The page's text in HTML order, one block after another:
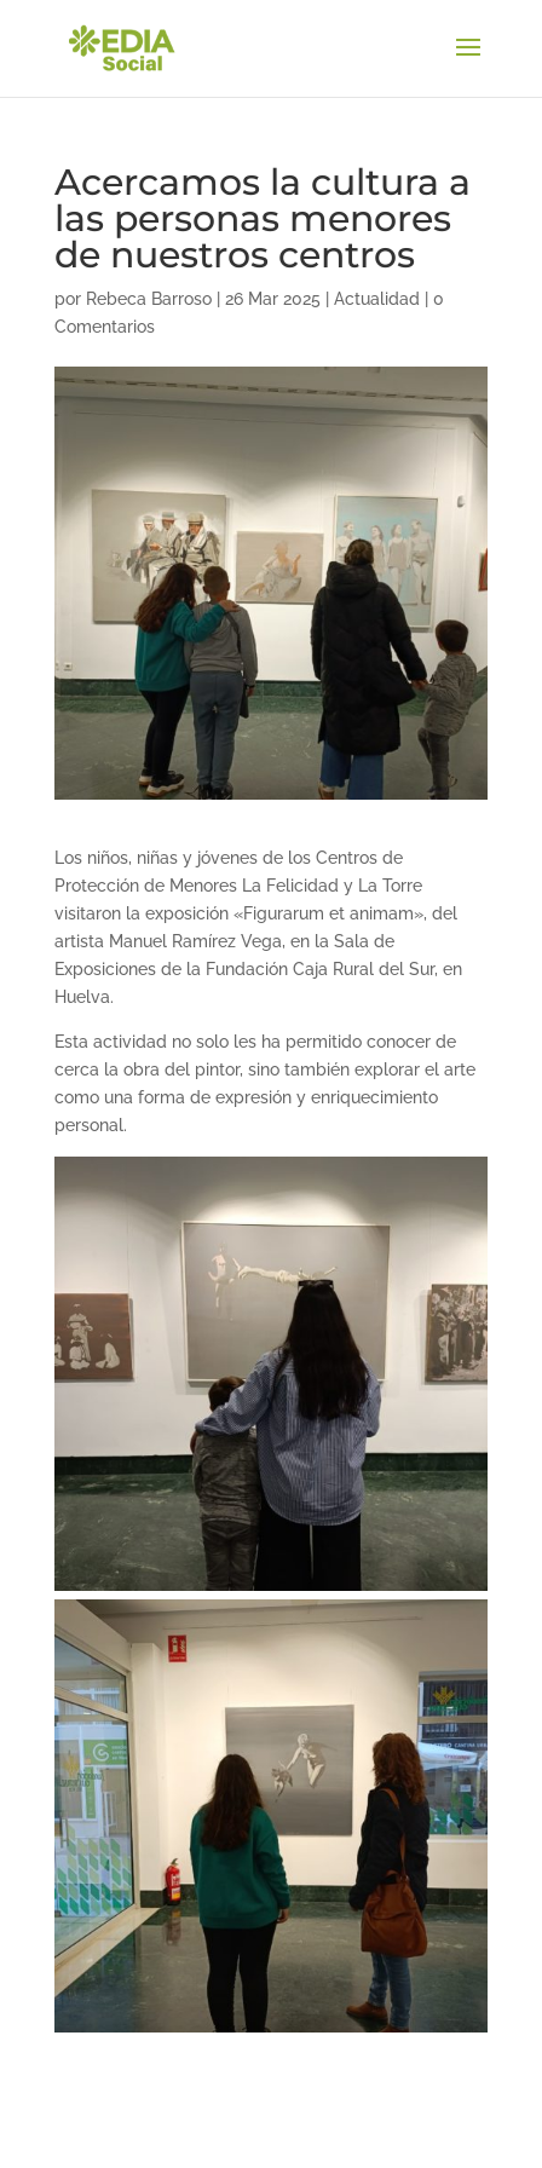
Acercamos la cultura a
las personas menores
de nuestros centros
por Rebeca Barroso| 26 Mar 2025 Actualidad
0
Comentarios
Los niños, niñas y jóvenes de los Centros de
Protección de Menores La Felicidad y La Torre
visitaron la exposición «Figurarum et animam», del
artista Manuel Ramírez Vega, en la Sala de
Exposiciones de la Fundación Caja Rural del Sur, en
Huelva.
Esta actividad no solo les ha permitido conocer de
cerca la obra del pintor, sino también explorar el arte
como una forma de expresión y enriquecimiento
personal.